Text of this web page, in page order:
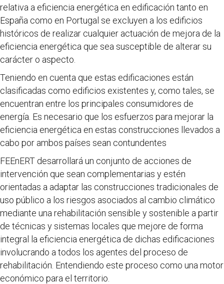
relativa a eficiencia energética en edificación tanto en
España como en Portugal se excluyen a los edificios
históricos de realizar cualquier actuación de mejora de la
eficiencia energética que sea susceptible de alterar su
carácter o aspecto.
Teniendo en cuenta que estas edificaciones están
clasificadas como edificios existentes y, como tales, se
encuentran entre los principales consumidores de
energía. Es necesario que los esfuerzos para mejorar la
eficiencia energética en estas construcciones llevados a
cabo por ambos países sean contundentes
FEEnERT desarrollará un conjunto de acciones de
intervención que sean complementarias y estén
orientadas a adaptar las construcciones tradicionales de
uso público a los riesgos asociados al cambio climático
mediante una rehabilitación sensible y sostenible a partir
de técnicas y sistemas locales que mejore de forma
integral la eficiencia energética de dichas edificaciones
involucrando a todos los agentes del proceso de
rehabilitación. Entendiendo este proceso como una motor
económico para el territorio.